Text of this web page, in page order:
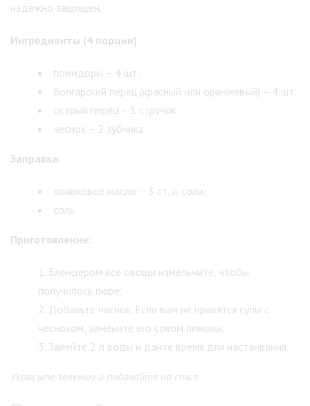
надежно защищен.
Ингредиенты (4 порции)
помидоры – 4 шт.;
болгарский перец (красный или оранжевый) – 4 шт.;
острый перец – 1 стручок;
чеснок – 2 зубчика.
Заправка:
оливковое масло – 3 ст. л. соли;
соль.
Приготовление:
Блендером все овощи измельчите, чтобы
получилось пюре;
Добавьте чеснок. Если вам не нравятся супы с
чесноком, замените его соком лимона;
Залейте 2 л воды и дайте время для настаивания.
Украсьте зеленью и подавайте на стол.